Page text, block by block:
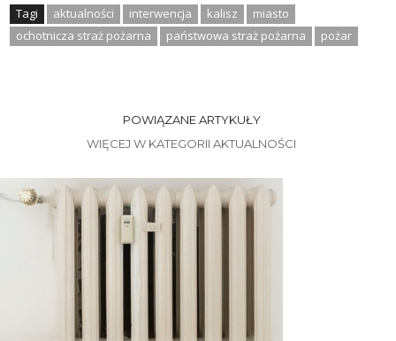
Tagi aktualności interwencja kalisz
miasto
ochotnicza straż pożarna
państwowa straż pożarna pożar
POWIĄZANE ARTYKUŁY
WIĘCEJ W KATEGORII AKTUALNOŚCI